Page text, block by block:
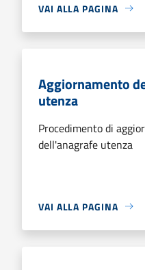
VAI ALLA PAGINA
Aggiornamento
utenza
Procedimento di
dell'anagrafe utenza
VAI ALLA PAGINA